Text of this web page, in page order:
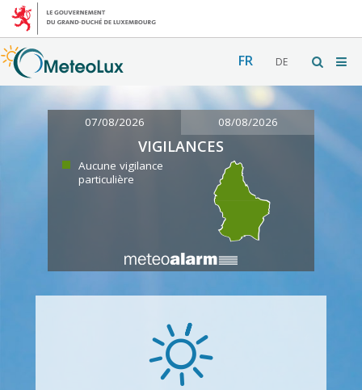
FR DE
07/08/2026 08/08/2026
VIGILANCES
Aucune vigilance
particulière